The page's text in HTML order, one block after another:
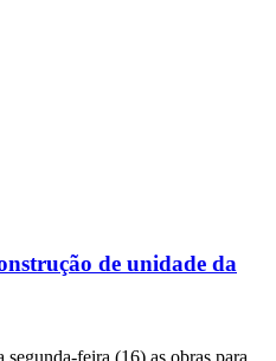
de unidade da
feira (16) as obras para